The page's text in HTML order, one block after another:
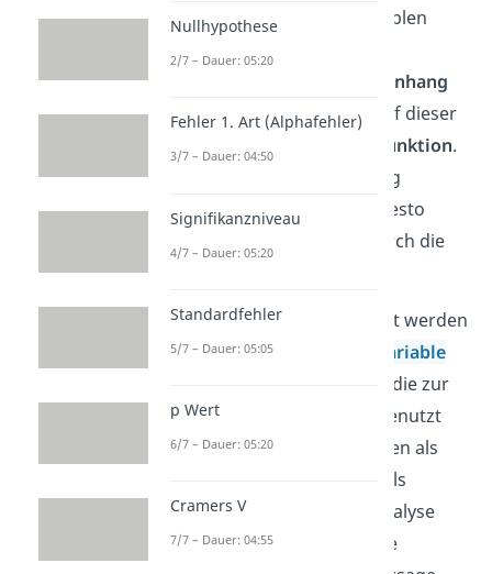
oder mehrerer anderer Variablen
vorhersagenkannst. Dafür
betrachtest du den
Zusammenhang
der Variablen und erstellst auf dieser
Grundlage eine
Vorhersagefunktion.
Je stärker der Zusammenhang
zwischen den Variablen ist, desto
besser kannst du die eine durch die
andere vorhersagen.
Die Variable, die vorhergesagt werden
soll, nennt man
abhängige Variable
. Die Variable, die zur
Vorhersage des Kriteriums genutzt
wird, bezeichnet man hingegen als
oder als
Prädiktor. Die Regressionsanalyse
wird für verschiedene Zwecke
Nullhypothese
2/7 – Dauer: 05:20
Fehler 1. Art (Alphafehler)
3/7 – Dauer: 04:50
Signifikanzniveau
4/7 – Dauer: 05:20
Standardfehler
5/7 – Dauer: 05:05
p Wert
6/7 – Dauer: 05:20
Cramers V
7/7 – Dauer: 04:55